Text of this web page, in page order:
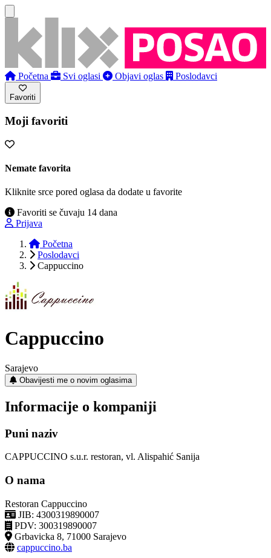
Početna Svi oglasi Objavi oglas Poslodavci
Favoriti
Moji favoriti
Nemate favorita
Kliknite srce pored oglasa da dodate u favorite
Favoriti se čuvaju 14 dana
Prijava
Početna
Poslodavci
Cappuccino
Cappuccino
Sarajevo
Obavijesti me o novim oglasima
Informacije o kompaniji
Puni naziv
CAPPUCCINO s.u.r. restoran, vl. Alispahić Sanija
O nama
Restoran Cappuccino
JIB: 4300319890007
PDV: 300319890007
Grbavicka 8, 71000 Sarajevo
cappuccino.ba